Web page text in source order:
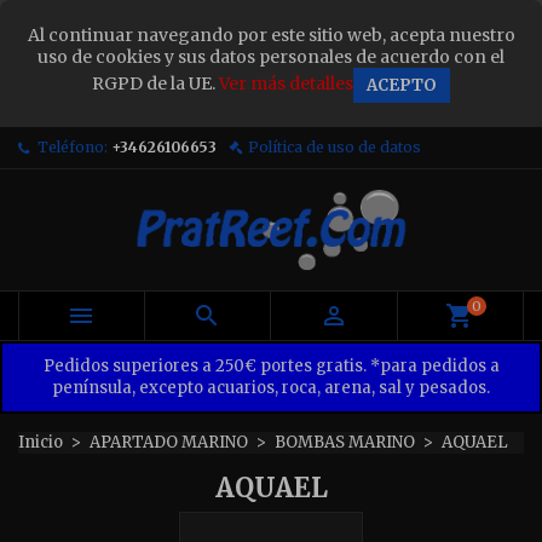
Al continuar navegando por este sitio web, acepta nuestro
uso de cookies y sus datos personales de acuerdo con el
RGPD de la UE.Ver más detalles ACEPTO
Teléfono: +34626106653 Política de uso de datos
   0
Pedidos superiores a 250€ portes gratis. *para pedidos a
península, excepto acuarios, roca, arena, sal y pesados.
Inicio APARTADO MARINO BOMBAS MARINO AQUAEL
AQUAEL
Sign in ×
You need to be logged in to save products in your
wish list.